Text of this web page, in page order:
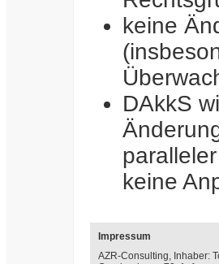
keine
DAkkS
keine
Impressum
AZR-Consulting, Inhaber: